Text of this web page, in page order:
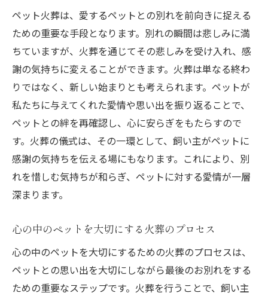
ペット火葬は、愛するペットとの別れを前向きに捉える
ための重要な手段となります。別れの瞬間は悲しみに満
ちていますが、火葬を通じてその悲しみを受け入れ、感
謝の気持ちに変えることができます。火葬は単なる終わ
りではなく、新しい始まりとも考えられます。ペットが
私たちに与えてくれた愛情や思い出を振り返ることで、
ペットとの絆を再確認し、心に安らぎをもたらすので
す。火葬の儀式は、その一環として、飼い主がペットに
感謝の気持ちを伝える場にもなります。これにより、別
れを惜しむ気持ちが和らぎ、ペットに対する愛情が一層
深まります。
心の中のペットを大切にする火葬のプロセス
心の中のペットを大切にするための火葬のプロセスは、
ペットとの思い出を大切にしながら最後のお別れをする
ための重要なステップです。火葬を行うことで、飼い主